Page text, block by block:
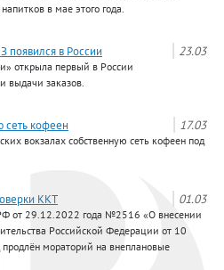
в мае этого года.
23.03
в России
открыла первый в России
выдачи заказов.
17.03
сеть кофеен
вокзалах собственную сеть кофеен под
01.03
ККТ
от 29.12.2022 года №2516 «О внесении
Российской Федерации от 10
мораторий на внеплановые